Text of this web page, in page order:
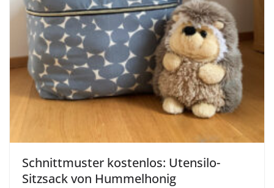
Schnittmuster kostenlos: Utensilo-
Sitzsack von Hummelhonig